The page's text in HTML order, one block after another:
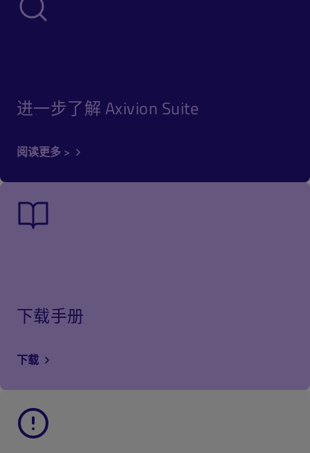
进一步了解 Axivion Suite
阅读更多 >
下载手册
下载